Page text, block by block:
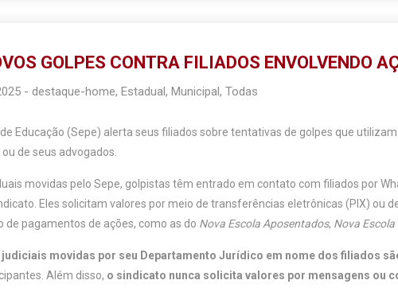
GOLPES CONTRA FILIADOS ENVOLVENDO
- destaque-home, Estadual, Municipal, Todas
Educação (Sepe) alerta seus filiados sobre tentativas de golpes que
de seus advogados.
movidas pelo Sepe, golpistas têm entrado em contato com filiados por
Eles solicitam valores por meio de transferências eletrônicas (PIX) ou
pagamentos de ações, como as do Nova Escola Aposentados, Nova Escola
movidas por seu Departamento Jurídico em nome dos filiados
Além disso, o sindicato nunca solicita valores por mensagens ou